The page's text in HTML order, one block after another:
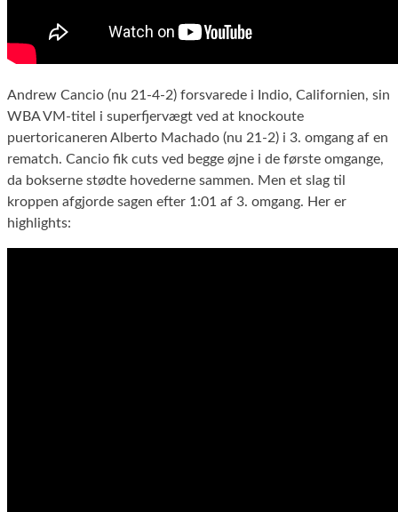
Andrew Cancio (nu 21-4-2) forsvarede i Indio, Californien, sin
WBA VM-titel i superfjervægt ved at knockoute
puertoricaneren Alberto Machado (nu 21-2) i 3. omgang af en
rematch. Cancio fik cuts ved begge øjne i de første omgange,
da bokserne stødte hovederne sammen. Men et slag til
kroppen afgjorde sagen efter 1:01 af 3. omgang. Her er
highlights: